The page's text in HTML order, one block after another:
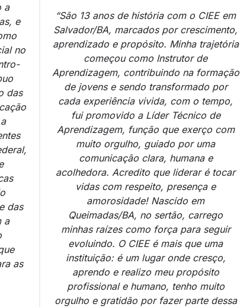
a
e
no
das
das
a
as
“São 13 anos de história com o CIEE em
Salvador/BA, marcados por crescimento,
aprendizado e propósito. Minha trajetória
começou como Instrutor de
Aprendizagem, contribuindo na formação
de jovens e sendo transformado por
cada experiência vivida, com o tempo,
fui promovido a Líder Técnico de
Aprendizagem, função que exerço com
muito orgulho, guiado por uma
comunicação clara, humana e
acolhedora. Acredito que liderar é tocar
vidas com respeito, presença e
amorosidade! Nascido em
Queimadas/BA, no sertão, carrego
minhas raízes como força para seguir
evoluindo. O CIEE é mais que uma
instituição: é um lugar onde cresço,
aprendo e realizo meu propósito
profissional e humano, tenho muito
orgulho e gratidão por fazer parte dessa